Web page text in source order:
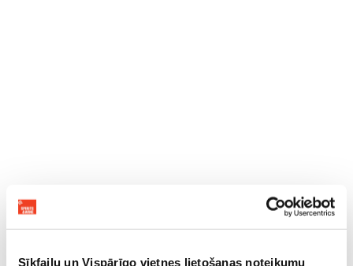
Sīkfailu un Vispārīgo vietnes lietošanas noteikumu